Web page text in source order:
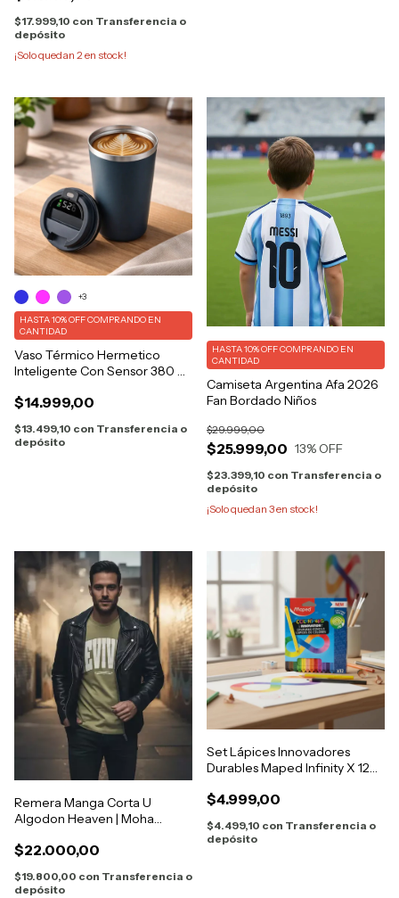
$17.999,10 con Transferencia o
depósito
¡Solo quedan 2 en stock!
Vaso Térmico Hermetico
Inteligente Con Sensor 380 Ml
$14.999,00
HASTA 10% OFFCOMPRANDO EN
CANTIDAD
$13.499,10 con Transferencia o
depósito
+3
Camiseta Argentina Afa 2026
Fan Bordado Niños
$25.999,00
$29.999,00
13% OFF
HASTA 10% OFFCOMPRANDO EN
CANTIDAD
$23.399,10 con Transferencia o
depósito
¡Solo quedan 3en stock!
Remera Manga Corta U
Algodon Heaven | Moha
$22.000,00
$19.800,00 con Transferencia o
depósito
Set Lápices Innovadores
Durables Maped Infinity X 12
$4.999,00
$4.499,10 con Transferencia o
depósito